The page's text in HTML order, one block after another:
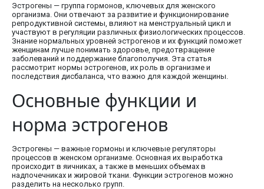
Эстрогены — группа гормонов, ключевых для женского
организма. Они отвечают за развитие и функционирование
репродуктивной системы, влияют на менструальный цикл и
участвуют в регуляции различных физиологических процессов.
Знание нормальных уровней эстрогенов и их функций поможет
женщинам лучше понимать здоровье, предотвращение
заболеваний и поддержание благополучия. Эта статья
рассмотрит нормы эстрогенов, их роль в организме и
последствия дисбаланса, что важно для каждой женщины.
Основные функции и
норма эстрогенов
Эстрогены — важные гормоны и ключевые регуляторы
процессов в женском организме. Основная их выработка
происходит в яичниках, а также в меньших объемах в
надпочечниках и жировой ткани. Функции эстрогенов можно
разделить на несколько групп.